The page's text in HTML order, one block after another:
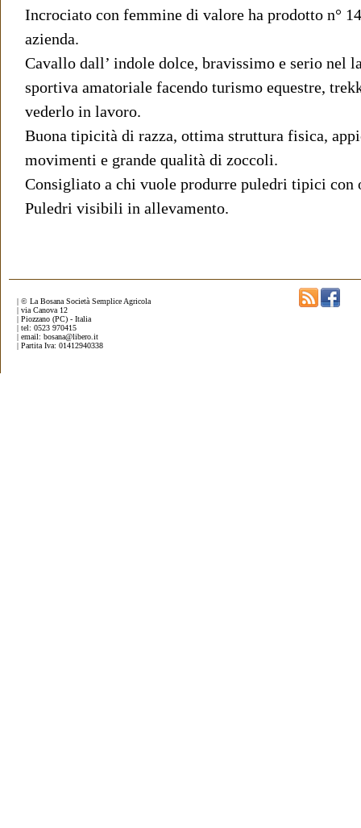
Incrociato con femmine di valore ha prodotto n°
azienda.
Cavallo dall’ indole dolce, bravissimo e serio nel
sportiva amatoriale facendo turismo equestre,
vederlo in lavoro.
Buona tipicità di razza, ottima struttura fisica,
movimenti e grande qualità di zoccoli.
Consigliato a chi vuole produrre puledri tipici con
Puledri visibili in allevamento.
| © La Bosana Società Semplice Agricola
| via Canova 12
| Piozzano (PC) - Italia
| tel: 0523 970415
| email: bosana@libero.it
| Partita Iva: 01412940338